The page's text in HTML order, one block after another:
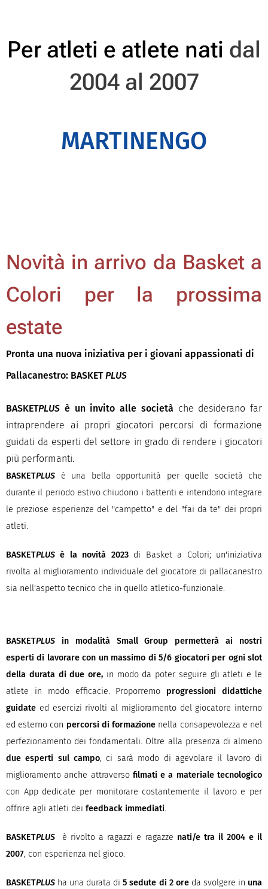
Per atleti e atlete nati dal
2004 al 2007
MARTINENGO
Novità in arrivo da Basket a
Colori per la prossima
estate
Pronta una nuova iniziativa per i giovani appassionati di
Pallacanestro: BASKETPLUS
BASKETPLUS è un invito alle società che desiderano far
intraprendere ai propri giocatori percorsi di formazione
guidati da esperti del settore in grado di rendere i giocatori
più performanti.
BASKETPLUS
è una bella opportunità per quelle società che
durante il periodo estivo chiudono i battenti e intendono integrare
le preziose esperienze del "campetto" e del "fai da te" dei propri
atleti.
BASKETPLUS è la novità 2023di Basket a Colori; un'iniziativa
rivolta al miglioramento individuale del giocatore di pallacanestro
sia nell'aspetto tecnico che in quello atletico-funzionale.
BASKETPLUS
in modalità Small Group permetterà ai nostri
esperti di lavorare con un massimo di 5/6 giocatori per ogni slot
della durata di due ore, in modo da poter seguire gli atleti e le
atlete in modo efficacie. Proporremo progressioni didattiche
guidate ed esercizi rivolti al miglioramento del giocatore interno
ed esterno con percorsi di formazione nella consapevolezza e nel
perfezionamento dei fondamentali. Oltre alla presenza di almeno
due esperti sul campo, ci sarà modo di agevolare il lavoro di
miglioramento anche attraverso filmati e a materiale tecnologico
con App dedicate per monitorare costantemente il lavoro e per
offrire agli atleti dei feedback immediati.
BASKETPLUS è rivolto a ragazzi e ragazze nati/e tra il 2004 e il
2007, con esperienza nel gioco.
BASKETPLUS ha una durata di5 sedute di 2 oreda svolgere in una